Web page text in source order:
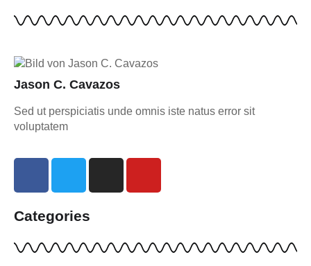
Jason C. Cavazos
Sed ut perspiciatis unde omnis iste natus error sit
voluptatem
Categories